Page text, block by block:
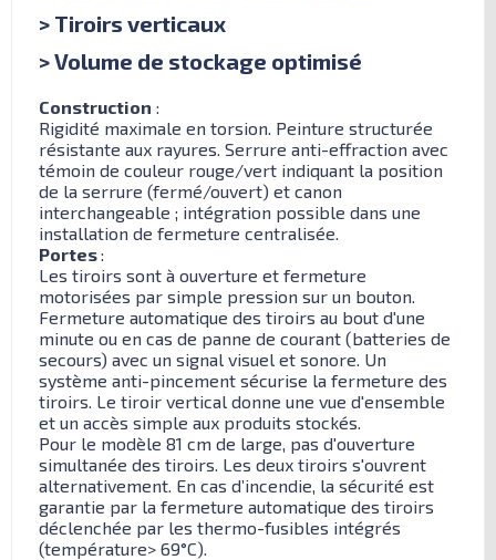
> Tiroirs verticaux
> Volume de stockage optimisé
Construction :
Rigidité maximale en torsion. Peinture structurée
résistante aux rayures. Serrure anti-effraction avec
témoin de couleur rouge/vert indiquant la position
de la serrure (fermé/ouvert) et canon
interchangeable ; intégration possible dans une
installation de fermeture centralisée.
Portes:
Les tiroirs sont à ouverture et fermeture
motorisées par simple pression sur un bouton.
Fermeture automatique des tiroirs au bout d'une
minute ou en cas de panne de courant (batteries de
secours) avec un signal visuel et sonore. Un
système anti-pincement sécurise la fermeture des
tiroirs. Le tiroir vertical donne une vue d'ensemble
et un accès simple aux produits stockés.
Pour le modèle 81 cm de large, pas d'ouverture
simultanée des tiroirs. Les deux tiroirs s'ouvrent
alternativement. En cas d’incendie, la sécurité est
garantie par la fermeture automatique des tiroirs
déclenchée par les thermo-fusibles intégrés
(température> 69°C).